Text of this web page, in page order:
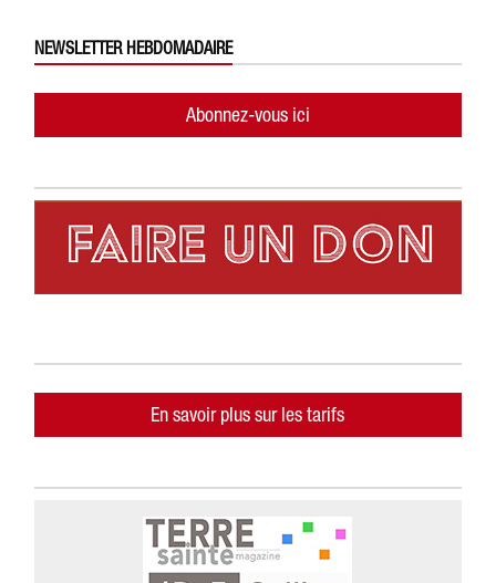
NEWSLETTER HEBDOMADAIRE
Abonnez-vous ici
En savoir plus sur les tarifs